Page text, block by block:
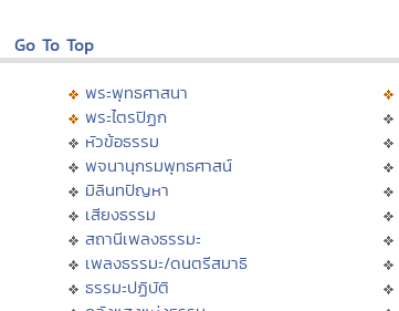
Go To Top
พระพุทธศาสนา
พระไตรปิฏก
หัวข้อธรรม
พจนานุกรมพุทธศาสน์
มิลินทปัญหา
เสียงธรรม
สถานีเพลงธรรมะ
เพลงธรรมะ/ดนตรีสมาธิ
ธรรมะปฏิบัติ